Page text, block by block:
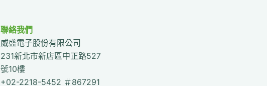
聯絡我們
威盛電子股份有限公司
231新北市新店區中正路527
號10樓
+02-2218-5452 ＃867291